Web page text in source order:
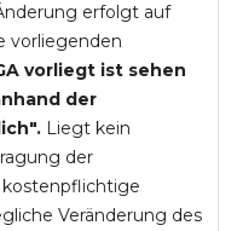
erfolgt auf
vorliegenden
vorliegt ist sehen
der
Liegt kein
der
kostenpflichtige
Veränderung des